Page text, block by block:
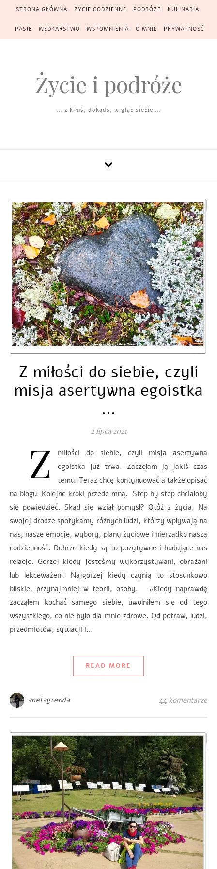
Skip to content
STRONA GŁÓWNA ŻYCIE CODZIENNE PODRÓŻE KULINARIA
PASJE WĘDKARSTWO WSPOMNIENIA O MNIE PRYWATNOŚĆ
Życie i podróże
… z kimś, dokądś, w głąb siebie …
Z miłości do siebie, czyli
misja asertywna egoistka
…
2 lipca 2021
Z
miłości do siebie, czyli misja asertywna
egoistka już trwa. Zaczęłam ją jakiś czas
temu. Teraz chcę kontynuować a także opisać
na blogu. Kolejne kroki przede mną. Step by step chciałoby
się powiedzieć. Skąd się wziął pomysł? Otóż z życia. Na
swojej drodze spotykamy różnych ludzi, którzy wpływają na
nas, nasze emocje, wybory, plany życiowe i nierzadko naszą
codzienność. Dobrze kiedy są to pozytywne i budujące nas
relacje. Gorzej kiedy jesteśmy wykorzystywani, obrażani
lub lekceważeni. Najgorzej kiedy czynią to stosunkowo
bliskie, przynajmniej w teorii, osoby. „Kiedy naprawdę
zacząłem kochać samego siebie, uwolniłem się od tego
wszystkiego, co nie było dla mnie zdrowe. Od potraw, ludzi,
przedmiotów, sytuacji i…
READ MORE
anetagrenda 44 komentarze